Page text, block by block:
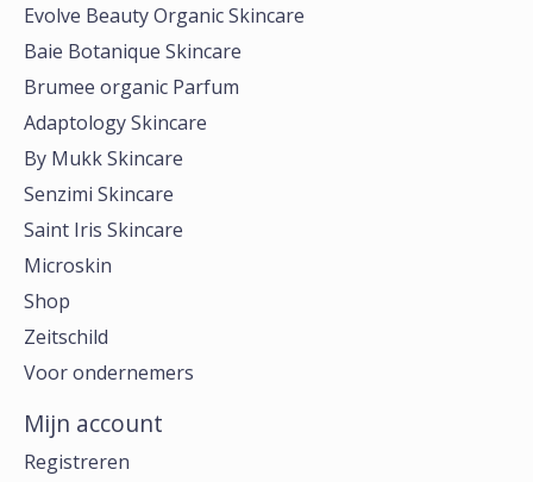
Evolve Beauty Organic Skincare
Baie Botanique Skincare
Brumee organic Parfum
Adaptology Skincare
By Mukk Skincare
Senzimi Skincare
Saint Iris Skincare
Microskin
Shop
Zeitschild
Voor ondernemers
Mijn account
Registreren